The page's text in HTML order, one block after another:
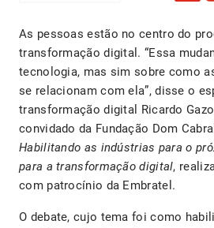
As pessoas estão no centro do
transformação digital. “Essa
tecnologia, mas sim sobre como
se relacionam com ela”, disse o
transformação digital Ricardo
convidado da Fundação Dom
Habilitando as indústrias para o
para a transformação digital,
com patrocínio da Embratel.
O debate, cujo tema foi como